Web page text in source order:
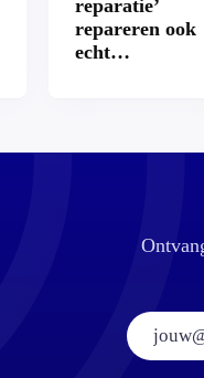
reparatie’
repareren ook
echt